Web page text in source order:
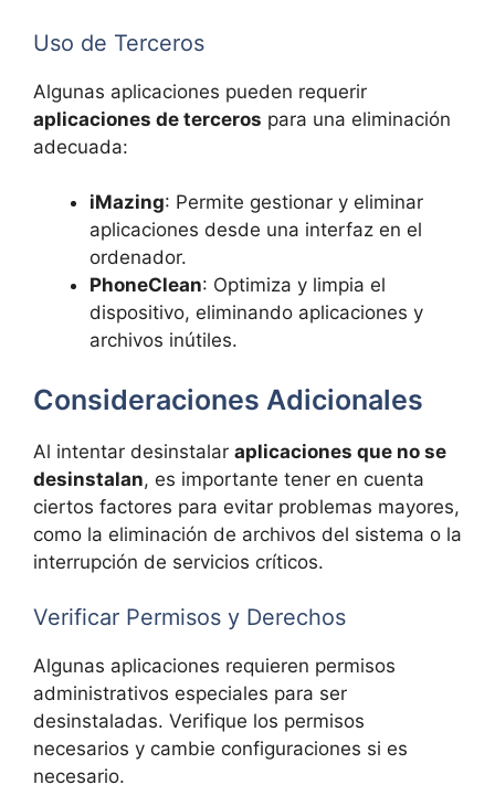
Uso de Terceros
Algunas aplicaciones pueden requerir
aplicaciones de terceros para una eliminación
adecuada:
iMazing: Permite gestionar y eliminar
aplicaciones desde una interfaz en el
ordenador.
PhoneClean: Optimiza y limpia el
dispositivo, eliminando aplicaciones y
archivos inútiles.
Consideraciones Adicionales
Al intentar desinstalar aplicaciones que no se
desinstalan, es importante tener en cuenta
ciertos factores para evitar problemas mayores,
como la eliminación de archivos del sistema o la
interrupción de servicios críticos.
Verificar Permisos y Derechos
Algunas aplicaciones requieren permisos
administrativos especiales para ser
desinstaladas. Verifique los permisos
necesarios y cambie configuraciones si es
necesario.